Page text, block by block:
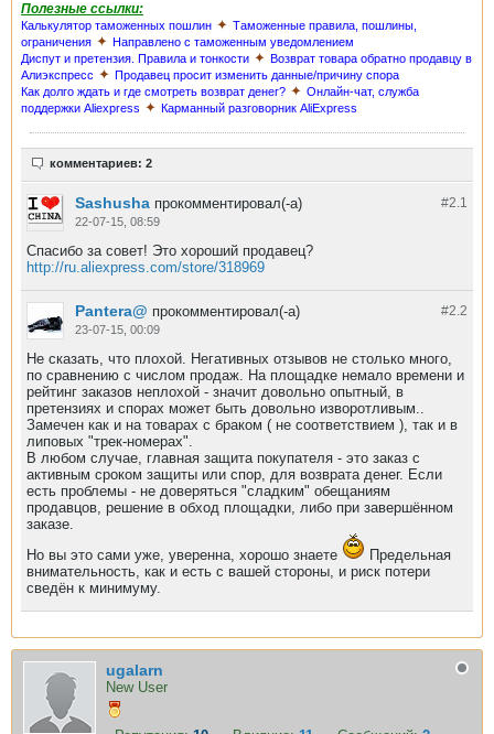
Полезные ссылки:
Калькулятор таможенных пошлин ✦ Таможенные правила, пошлины,
ограничения ✦ Направлено с таможенным уведомлением
Диспут и претензия. Правила и тонкости ✦ Возврат товара обратно продавцу в
Алиэкспресс ✦ Продавец просит изменить данные/причину спора
Как долго ждать и где смотреть возврат денег? ✦ Онлайн-чат, служба
поддержки Aliexpress ✦ Карманный разговорник AliExpress
комментариев: 2
#2.1
Sashusha прокомментировал(-а)
22-07-15, 08:59
Спасибо за совет! Это хороший продавец?
http://ru.aliexpress.com/store/318969
#2.2
Pantera@ прокомментировал(-а)
23-07-15, 00:09
Не сказать, что плохой. Негативных отзывов не столько много,
по сравнению с числом продаж. На площадке немало времени и
рейтинг заказов неплохой - значит довольно опытный, в
претензиях и спорах может быть довольно изворотливым..
Замечен как и на товарах с браком ( не соответствием ), так и в
липовых "трек-номерах".
В любом случае, главная защита покупателя - это заказ с
активным сроком защиты или спор, для возврата денег. Если
есть проблемы - не доверяться "сладким" обещаниям
продавцов, решение в обход площадки, либо при завершённом
заказе.
Но вы это сами уже, уверенна, хорошо знаете
Предельная
внимательность, как и есть с вашей стороны, и риск потери
сведён к минимуму.
ugalarn
New User